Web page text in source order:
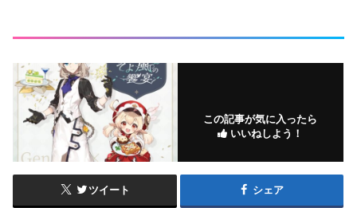
この記事が気に入ったら
いいねしよう！
ツイート シェア